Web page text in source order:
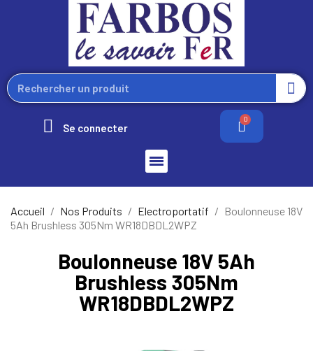
Se connecter
Accueil Nos Produits Electroportatif
Boulonneuse 18V
5Ah Brushless 305Nm WR18DBDL2WPZ
Boulonneuse 18V 5Ah
Brushless 305Nm
WR18DBDL2WPZ